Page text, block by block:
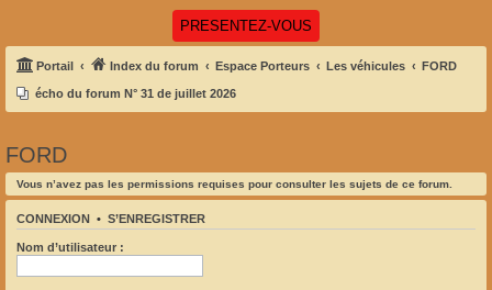
PRESENTEZ-VOUS
Portail Index du forum Espace Porteurs Les véhicules FORD
écho du forum N° 31 de juillet 2026
FORD
Vous n’avez pas les permissions requises pour consulter les sujets de ce forum.
CONNEXION • S’ENREGISTRER
Nom d’utilisateur :